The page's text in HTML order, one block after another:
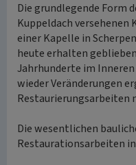
Die grundlegende Form
Kuppeldach versehenen
einer Kapelle in
heute erhalten
Jahrhunderte im
wieder Veränderungen
Restaurierungsarbeiten
Die wesentlichen
Restaurationsarbeiten